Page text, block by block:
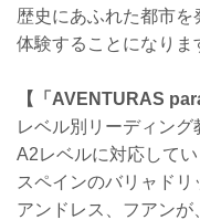
歴史にあふれた都市
体験することになりま
【「AVENTURAS
レベル別リーディン
A2レベルに対応してい
スペインのバリャドリ
アンドレス、フアンが